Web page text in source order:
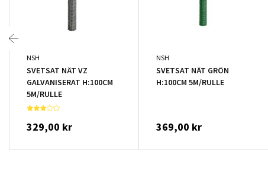
NSH
SVETSAT NÄT VZ
GALVANISERAT H:100CM
5M/RULLE
329,00 kr
NSH
SVETSAT NÄT GRÖN
H:100CM 5M/RULLE
369,00 kr